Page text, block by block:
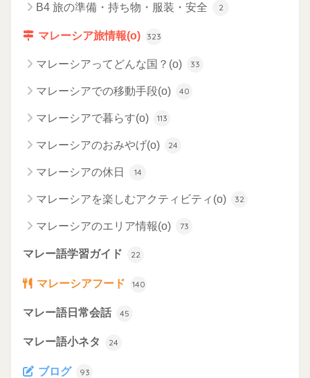
B4 旅の準備・持ち物・服装・安全 2
マレーシア旅情報(o) 323
マレーシアってどんな国？(o) 33
マレーシアでの移動手段(o) 40
マレーシアで暮らす(o) 113
マレーシアのおみやげ(o) 24
マレーシアの休日 14
マレーシアを楽しむアクティビティ(o) 32
マレーシアのエリア情報(o) 73
マレー語学習ガイド 22
マレーシアフード 140
マレー語日常会話 45
マレー語小ネタ 24
ブログ 93